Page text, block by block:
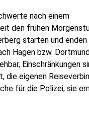
nach einem
den frühen
starten und enden
Hagen bzw.
Einschränkungen
die eigenen
für die Polizei, sie